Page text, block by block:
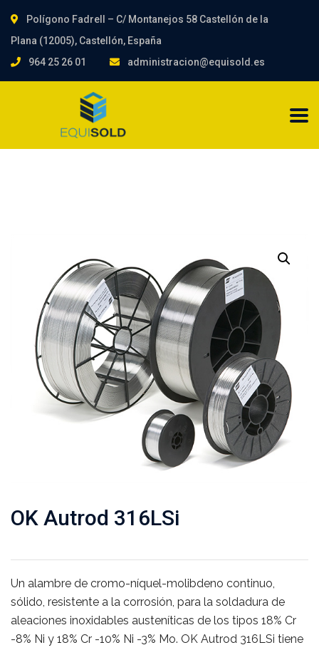
Polígono Fadrell – C/ Montanejos 58 Castellón de la
Plana (12005), Castellón, España
964 25 26 01
administracion@equisold.es
OK Autrod 316LSi
Un alambre de cromo-níquel-molibdeno continuo,
sólido, resistente a la corrosión, para la soldadura de
aleaciones inoxidables austeníticas de los tipos 18% Cr
-8% Ni y 18% Cr -10% Ni -3% Mo. OK Autrod 316LSi tiene